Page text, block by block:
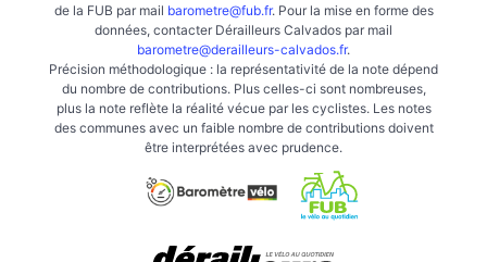
de la FUB par mail barometre@fub.fr. Pour la mise en forme des
données, contacter Dérailleurs Calvados par mail
barometre@derailleurs-calvados.fr.
Précision méthodologique : la représentativité de la note dépend
du nombre de contributions. Plus celles-ci sont nombreuses,
plus la note reflète la réalité vécue par les cyclistes. Les notes
des communes avec un faible nombre de contributions doivent
être interprétées avec prudence.